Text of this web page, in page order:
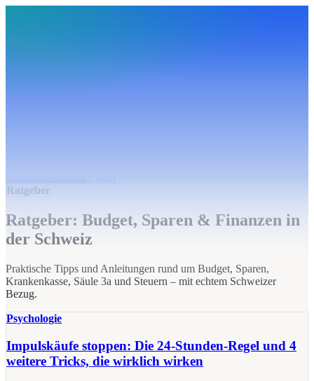
Ratgeber
Ratgeber: Budget, Sparen & Finanzen in
der Schweiz
Praktische Tipps und Anleitungen rund um Budget, Sparen,
Krankenkasse, Säule 3a und Steuern – mit echtem Schweizer
Bezug.
Psychologie
Impulskäufe stoppen: Die 24-Stunden-Regel und 4
weitere Tricks, die wirklich wirken